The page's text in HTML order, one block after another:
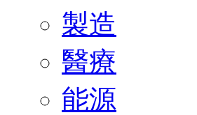
製造
醫療
能源